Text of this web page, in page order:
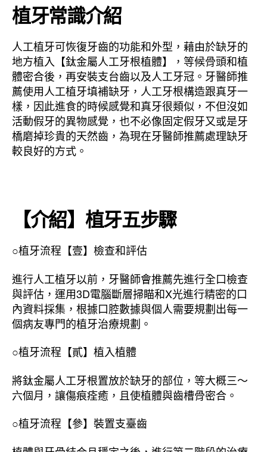
植牙常識介紹
人工植牙可恢復牙齒的功能和外型，藉由於缺牙的
地方植入【鈦金屬人工牙根植體】，等候骨頭和植
體密合後，再安裝支台齒以及人工牙冠。牙醫師推
薦使用人工植牙填補缺牙，人工牙根構造跟真牙一
樣，因此進食的時候感覺和真牙很類似，不但沒如
活動假牙的異物感覺，也不必像固定假牙又或是牙
橋磨掉珍貴的天然齒，為現在牙醫師推薦處理缺牙
較良好的方式。
【介紹】植牙五步驟
○植牙流程【壹】檢查和評估
進行人工植牙以前，牙醫師會推薦先進行全口檢查
與評估，運用3D電腦斷層掃瞄和X光進行精密的口
內資料採集，根據口腔數據與個人需要規劃出每一
個病友專門的植牙治療規劃。
○植牙流程【貳】植入植體
將鈦金屬人工牙根置放於缺牙的部位，等大概三～
六個月，讓傷痕痊癒，且使植體與齒槽骨密合。
○植牙流程【參】裝置支臺齒